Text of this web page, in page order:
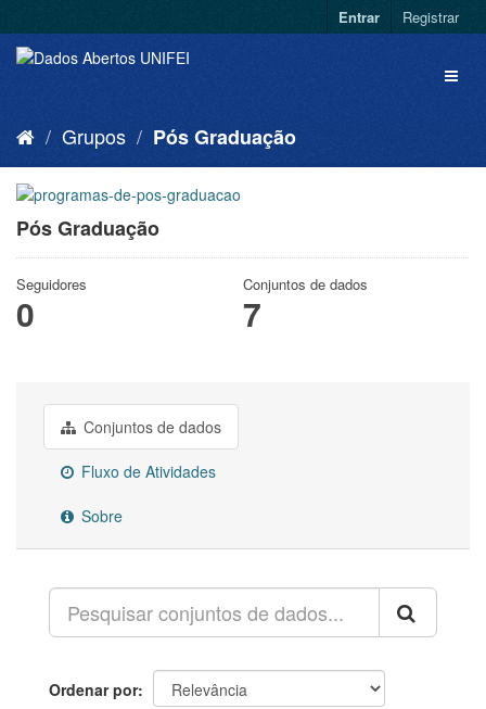
Entrar Registrar
Grupos Pós Graduação
Pós Graduação
Seguidores
0
Conjuntos de dados
7
Conjuntos de dados
Fluxo de Atividades
Sobre
Ordenar por